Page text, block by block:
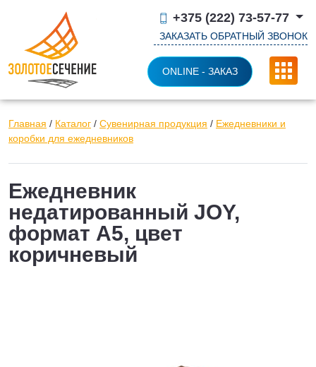
+375 (222) 73-57-77
ЗАКАЗАТЬ ОБРАТНЫЙ ЗВОНОК
ONLINE - ЗАКАЗ
Главная / Каталог / Сувенирная продукция / Ежедневники и
коробки для ежедневников
Ежедневник
недатированный JOY,
формат А5, цвет
коричневый